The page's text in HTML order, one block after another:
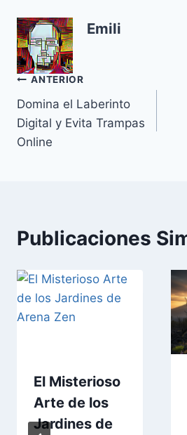
Emili
Navegación
de
entradas
ANTERIOR
Domina el Laberinto
Digital y Evita Trampas
Online
Publicaciones
El Misterioso
Arte de los
Jardines de